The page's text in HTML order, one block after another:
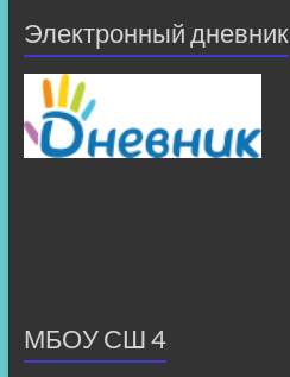
Электронный дневник
МБОУ СШ 4